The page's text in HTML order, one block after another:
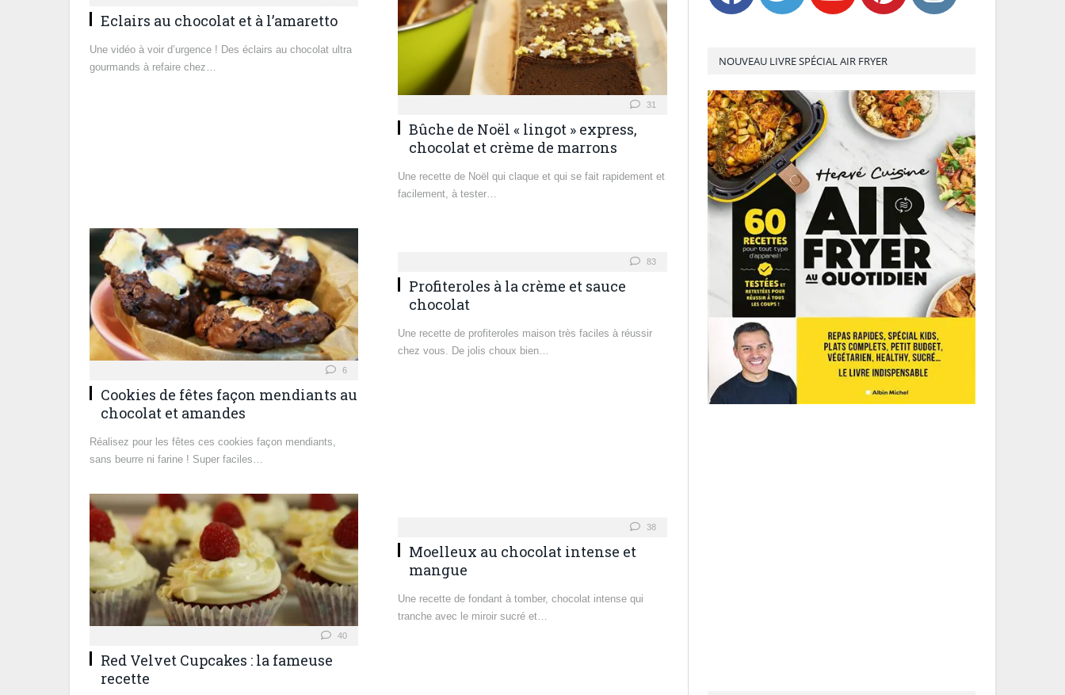
Eclairs au chocolat et à l’amaretto
Une vidéo à voir d’urgence ! Des éclairs au chocolat ultra
gourmands à refaire chez…
31
Bûche de Noël « lingot » express,
chocolat et crème de marrons
Une recette de Noël qui claque et qui se fait rapidement et
facilement, à tester…
6
Cookies de fêtes façon mendiants au
chocolat et amandes
Réalisez pour les fêtes ces cookies façon mendiants,
sans beurre ni farine ! Super faciles…
83
Profiteroles à la crème et sauce
chocolat
Une recette de profiteroles maison très faciles à réussir
chez vous. De jolis choux bien…
40
Red Velvet Cupcakes : la fameuse
recette
38
Moelleux au chocolat intense et
mangue
Une recette de fondant à tomber, chocolat intense qui
tranche avec le miroir sucré et…
NOUVEAU LIVRE SPÉCIAL AIR FRYER